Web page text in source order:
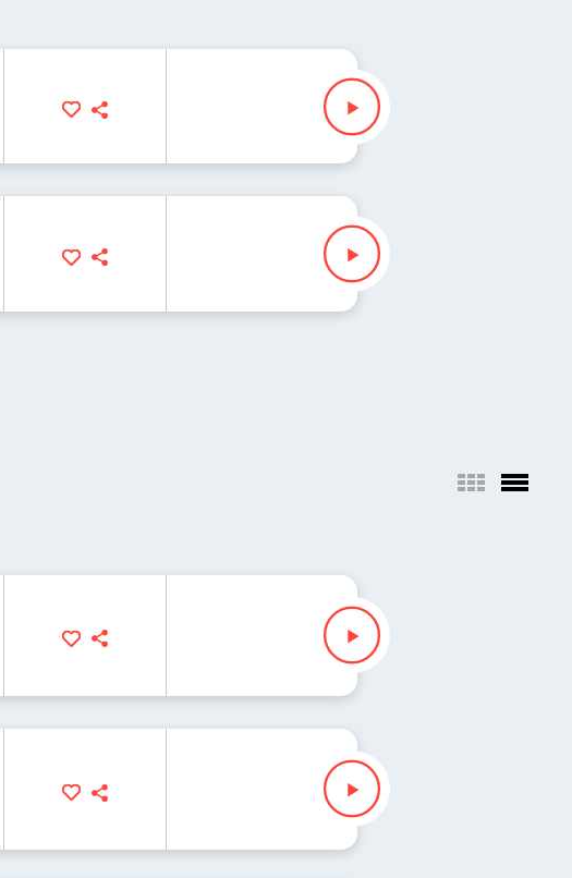
wersje 31 cz. 2 (WiolonczeLOVE)